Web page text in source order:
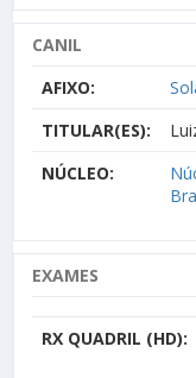
CANIL
AFIXO:
TITULAR(ES):
NÚCLEO:
EXAMES
RX QUADRIL (HD):